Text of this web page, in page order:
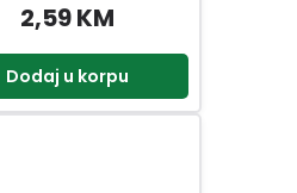
2,59 KM
Dodaj u korpu